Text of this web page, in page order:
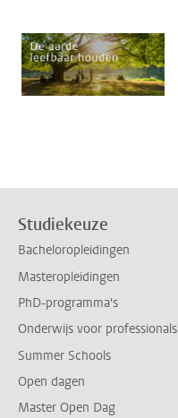
Studiekeuze
Bacheloropleidingen
Masteropleidingen
PhD-programma's
Onderwijs voor professionals
Summer Schools
Open dagen
Master Open Dag